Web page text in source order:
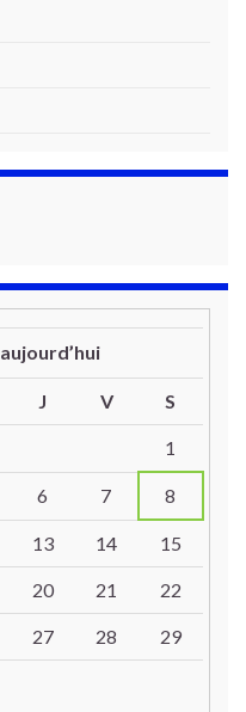
aujourd’hui
J V S
1
6 7 8
13 14 15
20 21 22
27 28 29